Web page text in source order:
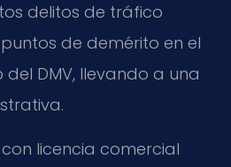
delitos de tráfico
de demérito en el
DMV, llevando a una
licencia comercial